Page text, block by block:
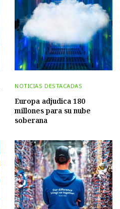
NOTICIAS DESTACADAS
Europa adjudica 180
millones para su nube
soberana